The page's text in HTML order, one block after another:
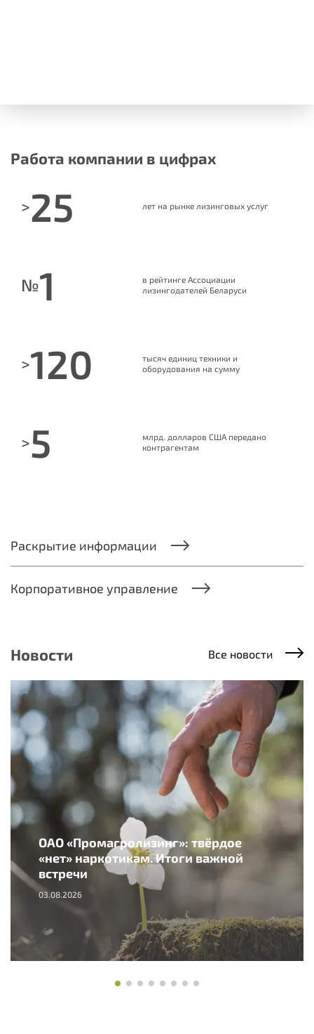
договора определяются в индивидуальном порядке.
Работа компании в цифрах
Раскрытие информации
Корпоративное управление
>25 лет на рынке лизинговых услуг
№1
в рейтинге Ассоциации
лизингодателей Беларуси
>120
тысяч единиц техники и
оборудования на сумму
>5
млрд. долларов США передано
контрагентам
Новости Все новости
ОАО «Промагролизинг»: твёрдое
«нет» наркотикам. Итоги важной
встречи
03.08.2026